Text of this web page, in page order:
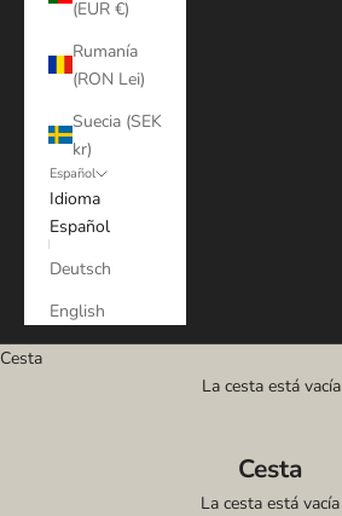
(EUR €)
Rumanía
(RON Lei)
Suecia (SEK
kr)
Español
Idioma
Español
Deutsch
English
Cesta
La cesta está vacía
Cesta
La cesta está vacía